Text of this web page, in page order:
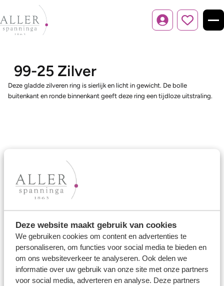
Deze website maakt gebruik van cookies
We gebruiken cookies om content en advertenties te
personaliseren, om functies voor social media te bieden en
om ons websiteverkeer te analyseren. Ook delen we
informatie over uw gebruik van onze site met onze partners
voor social media, adverteren en analyse. Deze partners
Inloggen
99-25 Zilver
Deze gladde zilveren ring is sierlijk en licht in gewicht. De bolle
buitenkant en ronde binnenkant geeft deze ring een tijdloze uitstraling.
Ons aanbod
Trouwringen
Memoireringen
Verlovingsringen
Vriendschapsringen
Over ons
Aller Spanninga